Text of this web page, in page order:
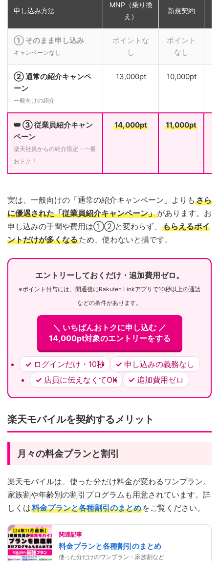
申し込み方法
MNP（乗り換
え）
新規契約
① そのまま申し込み
キャンペーンなし
ポイントな
し
ポイント
なし
② 通常の紹介キャンペ
ーン
一般向けの紹介
13,000pt 10,000pt
👑 ③ 従業員紹介キャン
ペーン
楽天社員からの紹介限定・一番
おトク！
14,000pt 11,000pt
実は、一般向けの「通常の紹介キャンペーン」よりも さら
に優遇された「従業員紹介キャンペーン」があります。お
申し込みの手間や費用は①②と変わらず、 もらえるポイ
ントだけが多くなるため、使わないと損です。
エントリーしておくだけ・追加費用ゼロ。
※ポイント付与には、開通後にRakuten Linkアプリで10秒以上の通話
などの条件があります。
＼ いちばんおトクに申し込む ／
14,000pt対象のエントリーをする
ログインだけ・10秒
申し込みの義務なし
店員に伝えなくてOK
追加費用ゼロ
楽天モバイルを契約するメリット
月々の料金プランと割引
楽天モバイルは、使った分だけ料金が変わるワンプラン。
家族割や年齢別の割引プログラムも用意されています。詳
しくは料金プランと各種割引のまとめ をご覧ください。
関連記事
料金プランと各種割引のまとめ
使った分だけのワンプラン・家族割など